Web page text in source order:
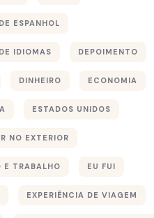
ESPANHOL
IDIOMAS DEPOIMENTO
DINHEIRO ECONOMIA
ESTADOS UNIDOS
NO EXTERIOR
E TRABALHO EU FUI
EXPERIÊNCIA DE VIAGEM